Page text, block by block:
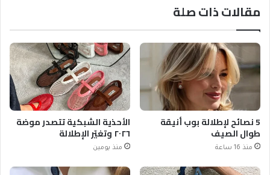
مقالات ذات صلة
5 نصائح لإطلالة بوب أنيقة
طوال الصيف
منذ 16 ساعة
الأحذية الشبكية تتصدر موضة
٢٠٢٦ وتغيّر الإطلالة
منذ يومين